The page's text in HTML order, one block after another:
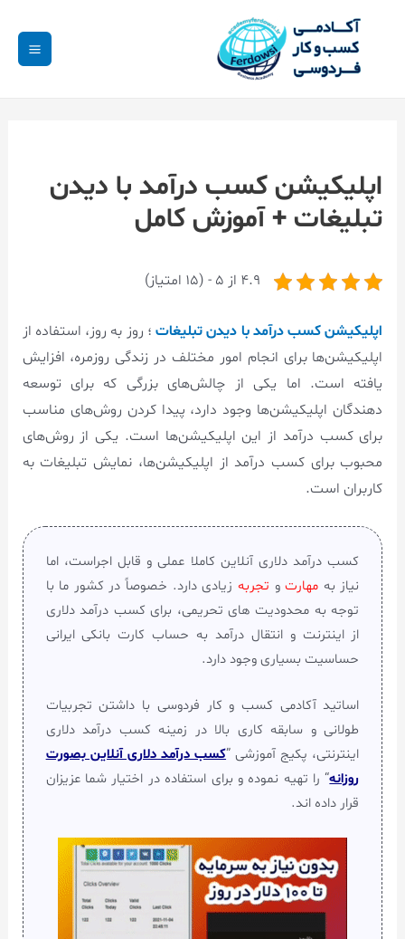
اپلیکیشن کسب درآمد با دیدن
تبلیغات + آموزش کامل
4.9 از 5 - (15 امتیاز)
اپلیکیشن کسب درآمد با دیدن تبلیغات؛ روز به روز، استفاده از
اپلیکیشن‌ها برای انجام امور مختلف در زندگی روزمره، افزایش
یافته است. اما یکی از چالش‌های بزرگی که برای توسعه
دهندگان اپلیکیشن‌ها وجود دارد، پیدا کردن روش‌های مناسب
برای کسب درآمد از این اپلیکیشن‌ها است. یکی از روش‌های
محبوب برای کسب درآمد از اپلیکیشن‌ها، نمایش تبلیغات به
کاربران است.
کسب درآمد دلاری آنلاین کاملا عملی و قابل اجراست، اما
نیاز به مهارتو تجربه زیادی دارد. خصوصاً در کشور ما با
توجه به محدودیت های تحریمی، برای کسب درآمد دلاری
از اینترنت و انتقال درآمد به حساب کارت بانکی ایرانی
حساسیت بسیاری وجود دارد.
اساتید آکادمی کسب و کار فردوسی با داشتن تجربیات
طولانی و سابقه کاری بالا در زمینه کسب درآمد دلاری
اینترنتی، پکیج آموزشی ”کسب درآمد دلاری آنلاین بصورت
روزانه“ را تهیه نموده و برای استفاده در اختیار شما عزیزان
قرار داده اند.